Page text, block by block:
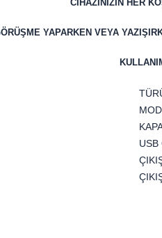
CİHAZINIZIN HER
YAPARKEN VEYA
USB